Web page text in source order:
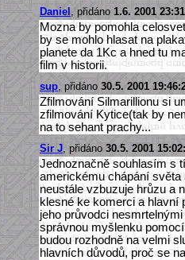
Daniel , přidáno 1.6. 2001
Mozna by pomohla
by se mohlo hlasat na
planete da 1Kc a hned tu
film v historii.
sup, přidáno 30.5. 2001
Zfilmování Silmarillionu si
zfilmování Kytice(tak by
na to sehant prachy...
Sir J, přidáno 30.5. 2001
Jednoznačně souhlasím s
americkému chápání
neustále vzbuzuje hrůzu a
klesné ke komerci a hlavní
jeho průvodci
správnou myšlenku
budou rozhodně na velmi
hlavních důvodů, proč se